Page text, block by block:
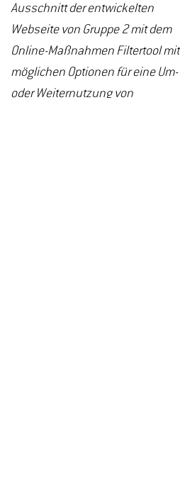
Ausschnitt der entwickelten
Webseite von Gruppe 2 mit dem
Online-Maßnahmen Filtertool mit
möglichen Optionen für eine Um-
oder Weiternutzung von